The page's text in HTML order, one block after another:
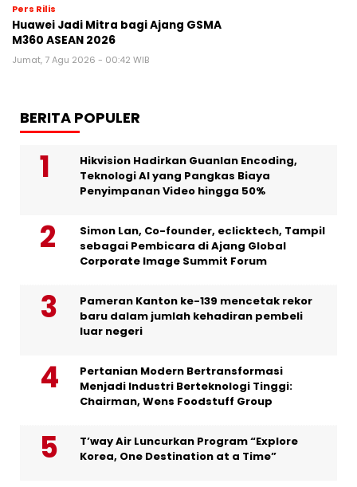
Pers Rilis
Huawei Jadi Mitra bagi Ajang GSMA
M360 ASEAN 2026
Jumat, 7 Agu 2026 - 00:42 WIB
BERITA POPULER
Hikvision Hadirkan Guanlan Encoding,
Teknologi AI yang Pangkas Biaya
Penyimpanan Video hingga 50%
Simon Lan, Co-founder, eclicktech, Tampil
sebagai Pembicara di Ajang Global
Corporate Image Summit Forum
Pameran Kanton ke-139 mencetak rekor
baru dalam jumlah kehadiran pembeli
luar negeri
Pertanian Modern Bertransformasi
Menjadi Industri Berteknologi Tinggi:
Chairman, Wens Foodstuff Group
T’way Air Luncurkan Program “Explore
Korea, One Destination at a Time”